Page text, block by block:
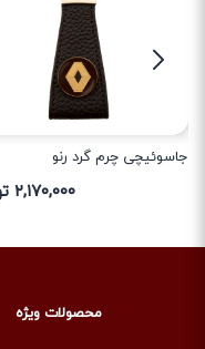
جاسوئیچی چرم گرد رنو
۲,۱۷۰,۰۰۰ تومان
محصولات ویژه